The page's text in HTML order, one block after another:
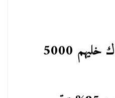
طب كنت فرط إيدك خليهم 5000